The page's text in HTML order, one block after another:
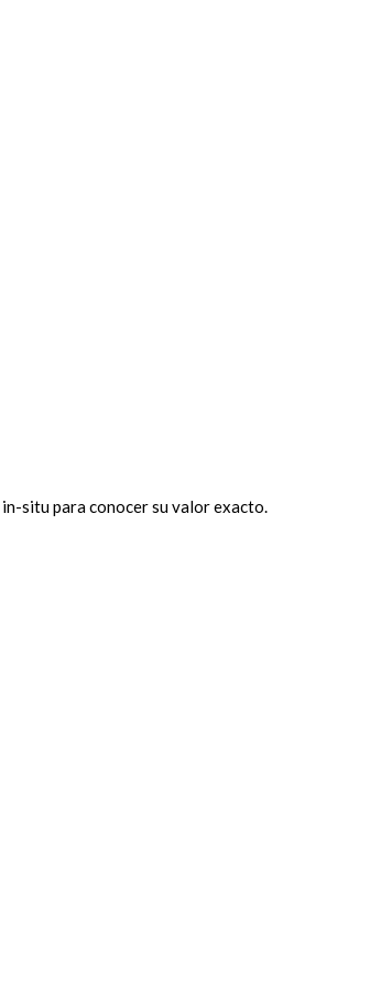
situ para conocer su valor exacto.